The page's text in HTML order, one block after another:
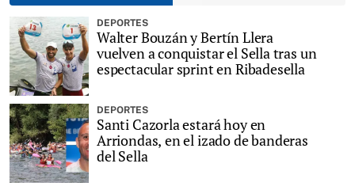
DEPORTES
Walter Bouzán y Bertín Llera
vuelven a conquistar el Sella tras un
espectacular sprint en Ribadesella
DEPORTES
Santi Cazorla estará hoy en
Arriondas, en el izado de banderas
del Sella